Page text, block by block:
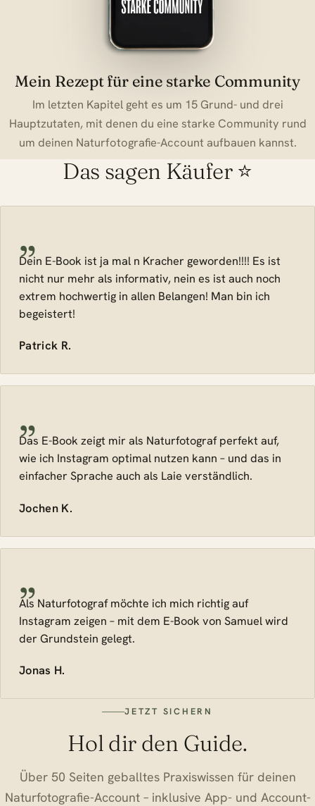
Mein Rezept für eine starke Community
Im letzten Kapitel geht es um 15 Grund- und drei
Hauptzutaten, mit denen du eine starke Community rund
um deinen Naturfotografie-Account aufbauen kannst.
Das sagen Käufer ⭐
„
Dein E-Book ist ja mal n Kracher geworden!!!! Es ist
nicht nur mehr als informativ, nein es ist auch noch
extrem hochwertig in allen Belangen! Man bin ich
begeistert!
Patrick R.
„
Das E-Book zeigt mir als Naturfotograf perfekt auf,
wie ich Instagram optimal nutzen kann – und das in
einfacher Sprache auch als Laie verständlich.
Jochen K.
„
Als Naturfotograf möchte ich mich richtig auf
Instagram zeigen – mit dem E-Book von Samuel wird
der Grundstein gelegt.
Jonas H.
JETZT SICHERN
Hol dir den Guide.
Über 50 Seiten geballtes Praxiswissen für deinen
Naturfotografie-Account – inklusive App- und Account-